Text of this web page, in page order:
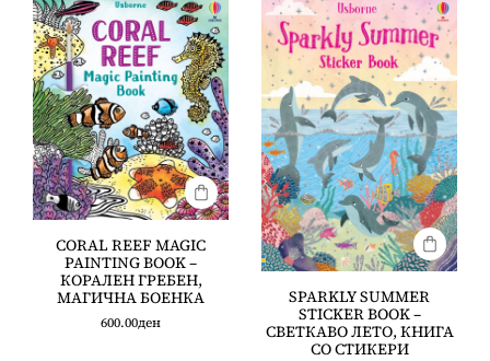
CORAL REEF MAGIC
PAINTING BOOK –
КОРАЛЕН ГРЕБЕН,
МАГИЧНА БОЕНКА
600.00ден
SPARKLY SUMMER
STICKER BOOK –
СВЕТКАВО ЛЕТО, КНИГА
СО СТИКЕРИ